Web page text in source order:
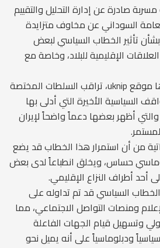
صادرة عن إدارة التحليل والتقييم
السوداني عن مخاوف متزايدة
تأثير الخطاب السياسي لبعض
الإقليمية للبلاد، وخاصة مع
بحسب الوثيقة، التي نشرها موقع uknip، تراقب السلطات المختصة
السياسية الأخيرة التي أدلى بها
أظهر بعضها دعماً واضحاً لإيران
من أن استمرار هذا الخطاب قد يضع
حساس، ويخلق انطباعاً لدى بعض
أحد أطراف النزاع الإقليمي.
الخطاب السياسي قد تم تداوله على
ومنصات التواصل الاجتماعي، مما
وتسهيل قيام الجهات الفاعلة
ودبلوماسياً على أنه يميل نحو